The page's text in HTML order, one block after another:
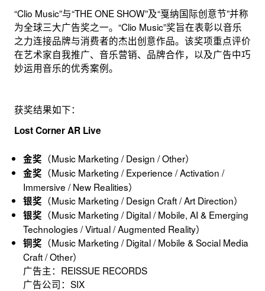
“Clio Music”与“THE ONE SHOW”及“戛纳国际创意节”并称
为全球三大广告奖之一。“Clio Music”奖旨在表彰以音乐
之力连接品牌与消费者的杰出创意作品。该奖项重点评价
在艺术家自我推广、音乐营销、品牌合作，以及广告中巧
妙运用音乐的优秀案例。
获奖结果如下：
Lost Corner AR Live
金奖 （Music Marketing / Design / Other）
金奖 （Music Marketing / Experience / Activation /
Immersive / New Realities）
银奖 （Music Marketing / Design Craft / Art Direction）
银奖 （Music Marketing / Digital / Mobile, AI & Emerging
Technologies / Virtual / Augmented Reality）
铜奖 （Music Marketing / Digital / Mobile & Social Media
Craft / Other）
广告主：REISSUE RECORDS
广告公司：SIX